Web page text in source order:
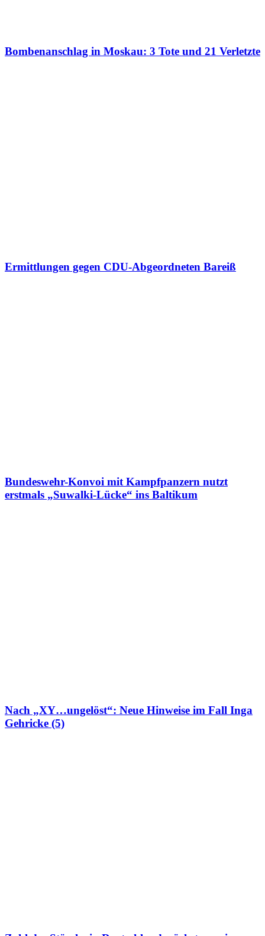
Bombenanschlag in Moskau: 3 Tote und 21 Verletzte
Ermittlungen gegen CDU-Abgeordneten Bareiß
Bundeswehr-Konvoi mit Kampfpanzern nutzt
erstmals „Suwalki-Lücke“ ins Baltikum
Nach „XY…ungelöst“: Neue Hinweise im Fall Inga
Gehricke (5)